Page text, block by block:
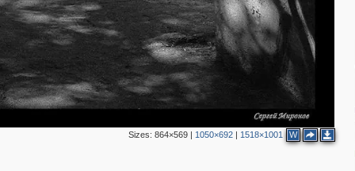
Sizes: 864×569| 1050×692| 1518×1001 W